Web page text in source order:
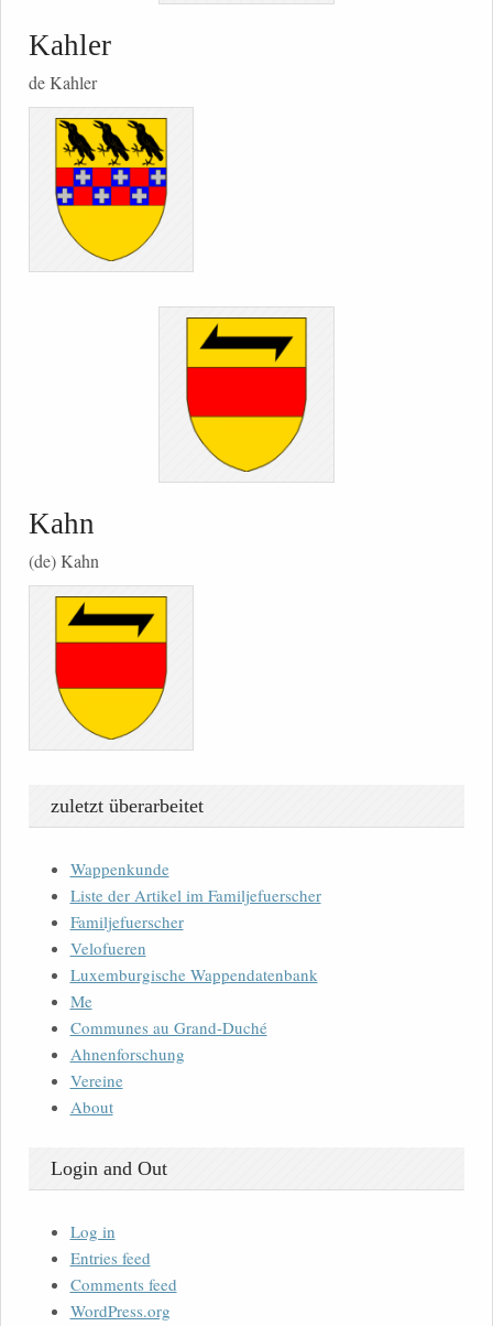
Kahler
de Kahler
Kahn
(de) Kahn
zuletzt überarbeitet
Wappenkunde
Liste der Artikel im Familjefuerscher
Familjefuerscher
Velofueren
Luxemburgische Wappendatenbank
Me
Communes au Grand-Duché
Ahnenforschung
Vereine
About
Login and Out
Log in
Entries feed
Comments feed
WordPress.org